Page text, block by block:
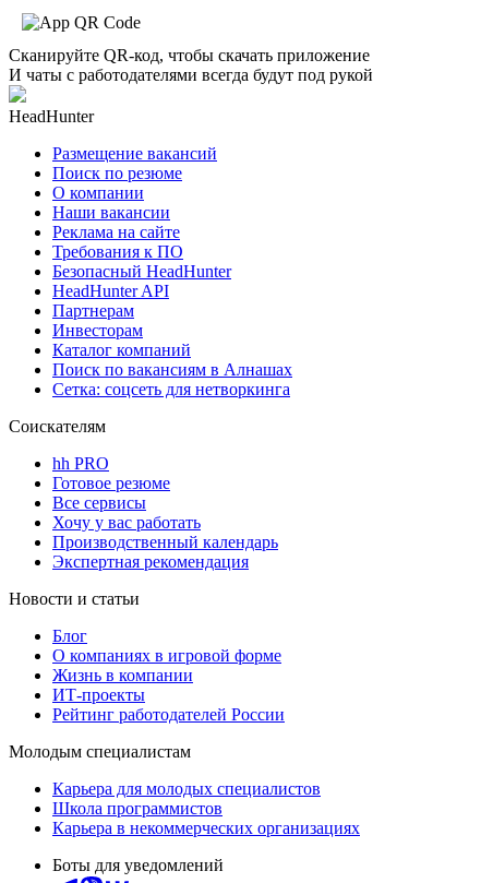
Сканируйте QR-код, чтобы скачать приложение
И чаты с работодателями всегда будут под рукой
HeadHunter
Размещение вакансий
Поиск по резюме
О компании
Наши вакансии
Реклама на сайте
Требования к ПО
Безопасный HeadHunter
HeadHunter API
Партнерам
Инвесторам
Каталог компаний
Поиск по вакансиям в Алнашах
Сетка: соцсеть для нетворкинга
Соискателям
hh PRO
Готовое резюме
Все сервисы
Хочу у вас работать
Производственный календарь
Экспертная рекомендация
Новости и статьи
Блог
О компаниях в игровой форме
Жизнь в компании
ИТ-проекты
Рейтинг работодателей России
Молодым специалистам
Карьера для молодых специалистов
Школа программистов
Карьера в некоммерческих организациях
Боты для уведомлений